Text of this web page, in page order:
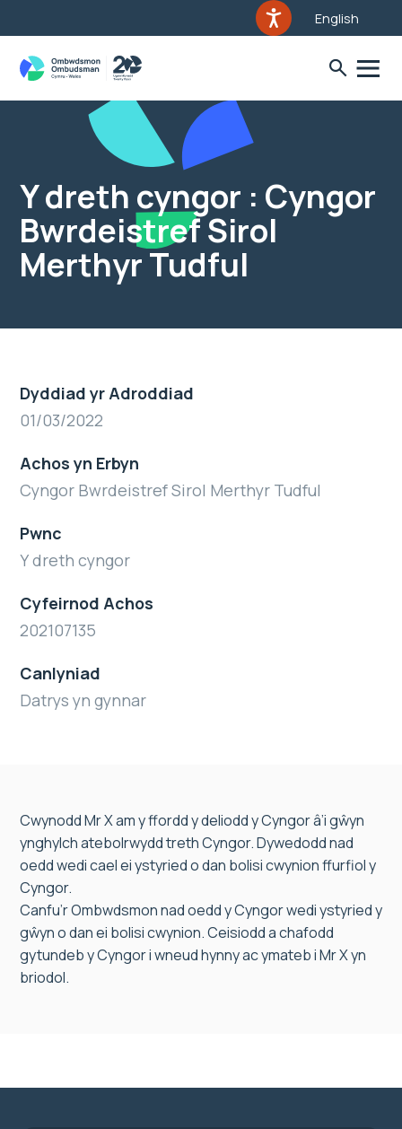
English
Y dreth cyngor : Cyngor
Bwrdeistref Sirol
Merthyr Tudful
Dyddiad yr Adroddiad
01/03/2022
Achos yn Erbyn
Cyngor Bwrdeistref Sirol Merthyr Tudful
Pwnc
Y dreth cyngor
Cyfeirnod Achos
202107135
Canlyniad
Datrys yn gynnar
Cwynodd Mr X am y ffordd y deliodd y Cyngor â’i gŵyn
ynghylch atebolrwydd treth Cyngor. Dywedodd nad
oedd wedi cael ei ystyried o dan bolisi cwynion ffurfiol y
Cyngor.
Canfu’r Ombwdsmon nad oedd y Cyngor wedi ystyried y
gŵyn o dan ei bolisi cwynion. Ceisiodd a chafodd
gytundeb y Cyngor i wneud hynny ac ymateb i Mr X yn
briodol.